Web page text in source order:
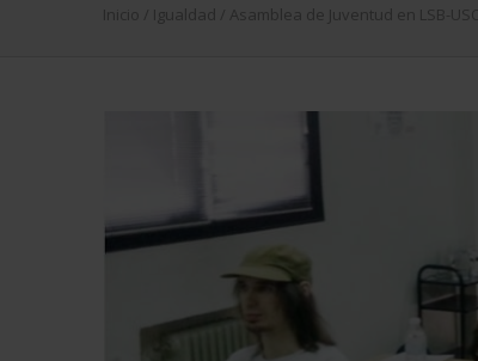
Inicio Igualdad Asamblea de Juventud en LSB-